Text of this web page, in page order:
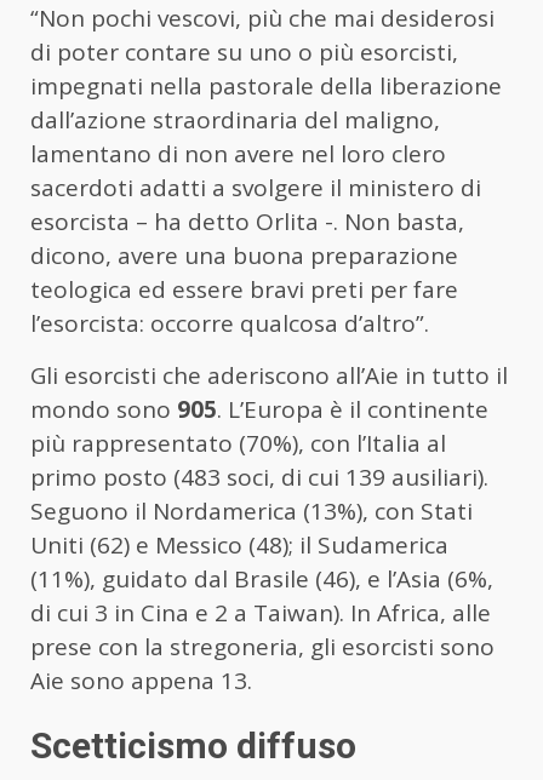
“Non pochi vescovi, più che mai desiderosi
di poter contare su uno o più esorcisti,
impegnati nella pastorale della liberazione
dall’azione straordinaria del maligno,
lamentano di non avere nel loro clero
sacerdoti adatti a svolgere il ministero di
esorcista – ha detto Orlita -. Non basta,
dicono, avere una buona preparazione
teologica ed essere bravi preti per fare
l’esorcista: occorre qualcosa d’altro”.
Gli esorcisti che aderiscono all’Aie in tutto il
mondo sono 905. L’Europa è il continente
più rappresentato (70%), con l’Italia al
primo posto (483 soci, di cui 139 ausiliari).
Seguono il Nordamerica (13%), con Stati
Uniti (62) e Messico (48); il Sudamerica
(11%), guidato dal Brasile (46), e l’Asia (6%,
di cui 3 in Cina e 2 a Taiwan). In Africa, alle
prese con la stregoneria, gli esorcisti sono
Aie sono appena 13.
Scetticismo diffuso